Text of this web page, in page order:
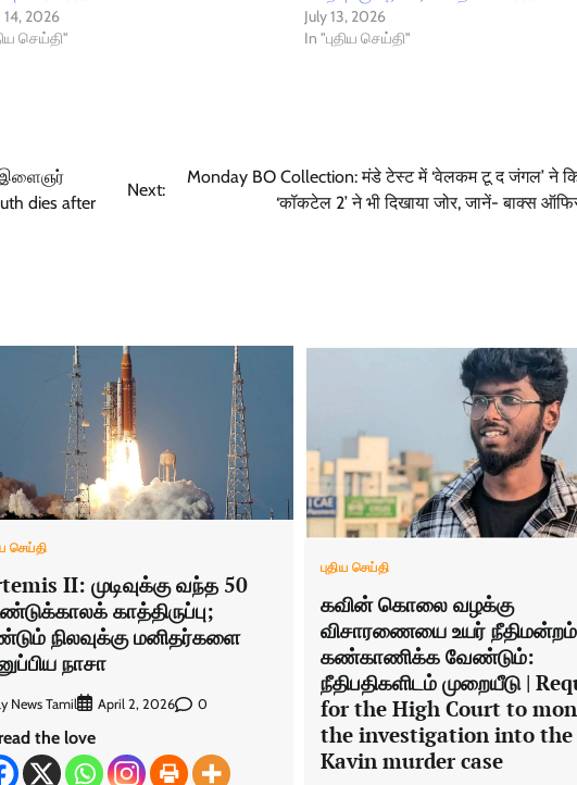
14, 2026
செய்தி"
July 13, 2026
In "புதிய செய்தி"
இளைஞர்
dies after
Next:
Monday BO Collection: मंडे टेस्ट में ‘वेलकम टू द जंगल’ ने
‘कॉकटेल 2’ ने भी दिखाया जोर, जानें- बाक्स ऑफिस
செய்தி
II: முடிவுக்கு வந்த 50
காத்திருப்பு;
நிலவுக்கு மனிதர்களை
நாசா
News Tamil April 2, 2026 0
the love
புதிய செய்தி
கவின் கொலை வழக்கு
விசாரணையை உயர் நீதிமன்றம்
கண்காணிக்க வேண்டும்:
நீதிபதிகளிடம் முறையீடு |
for the High Court to
the investigation into the
Kavin murder case